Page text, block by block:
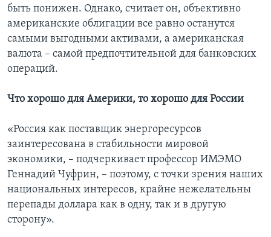
быть понижен. Однако, считает он, объективно
американские облигации все равно останутся
самыми выгодными активами, а американская
валюта – самой предпочтительной для банковских
операций.
Что хорошо для Америки, то хорошо для России
«Россия как поставщик энергоресурсов
заинтересована в стабильности мировой
экономики, – подчеркивает профессор ИМЭМО
Геннадий Чуфрин, – поэтому, с точки зрения наших
национальных интересов, крайне нежелательны
перепады доллара как в одну, так и в другую
сторону».